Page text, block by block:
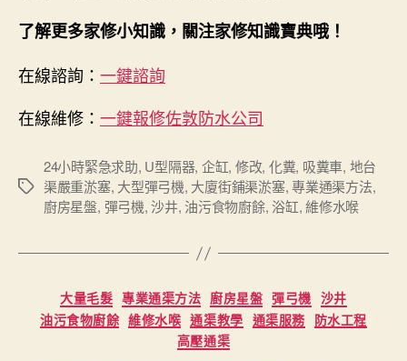
了解更多家修小知識，關注家修知識寶典哦！
在線諮詢： 一鍵諮詢
在線維修： 一鍵報修佐敦防水公司
Tags
24小時緊急求助, U型隔器, 企缸, 修改, 化糞, 吸糞車, 地台
渠嚴重淤塞, 大型彈弓機, 大廈街鋪渠淤塞,專業通渠方法,
廚房星盤, 彈弓機,沙井, 油污食物廚餘, 浴缸,維修水喉
Categories
大量毛髮 專業通渠方法 廚房星盤 彈弓機 沙井
油污食物廚餘 維修水喉 通渠教學 通渠服務 防水工程
高壓通渠